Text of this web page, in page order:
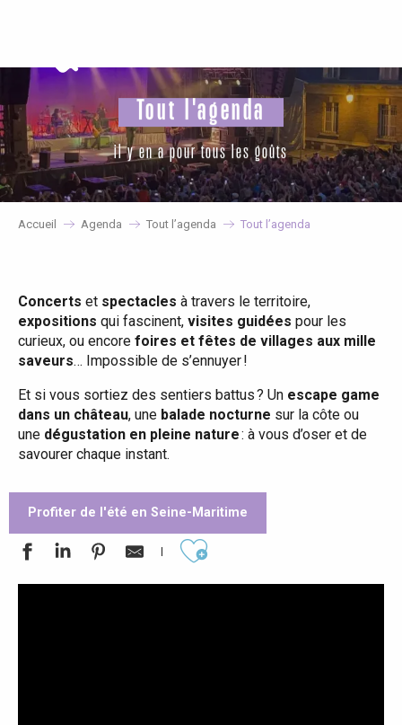
principal
Tout l'agenda
il y en a pour tous les goûts
Accueil Agenda Tout l’agenda Tout l’agenda
Concerts et spectacles à travers le territoire,
expositions qui fascinent, visites guidées pour les
curieux, ou encore foires et fêtes de villages aux mille
saveurs… Impossible de s’ennuyer !
Et si vous sortiez des sentiers battus ? Un escape game
dans un château, une balade nocturne sur la côte ou
une dégustation en pleine nature: à vous d’oser et de
savourer chaque instant.
Profiter de l'été en Seine-Maritime
Ajouter aux favoris